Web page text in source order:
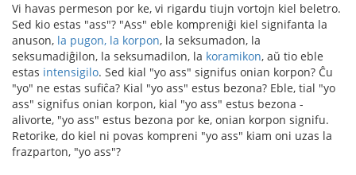
Vi havas permeson por ke, vi rigardu tiujn vortojn kiel beletro.
Sed kio estas "ass"? "Ass" eble kompreniĝi kiel signifanta la
anuson, la pugon, la korpon, la seksumadon, la
seksumadiĝilon, la seksumadilon, la koramikon, aŭ tio eble
estas intensigilo. Sed kial "yo ass" signifus onian korpon? Ĉu
"yo" ne estas sufiĉa? Kial "yo ass" estus bezona? Eble, tial "yo
ass" signifus onian korpon, kial "yo ass" estus bezona -
alivorte, "yo ass" estus bezona por ke, onian korpon signifu.
Retorike, do kiel ni povas kompreni "yo ass" kiam oni uzas la
frazparton, "yo ass"?